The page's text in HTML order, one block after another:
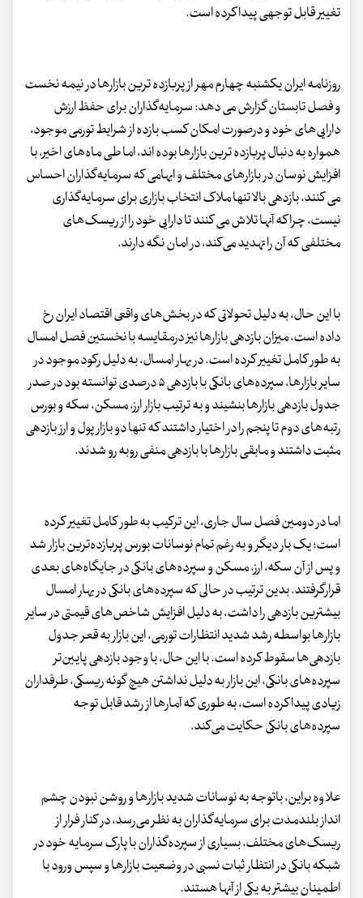
تغییر قابل توجهی پیدا کرده است.
روزنامه ایران یکشنبه چهارم مهر از پربازده ترین بازارها در نیمه نخست
و فصل تابستان گزارش می دهد: سرمایه‌گذاران برای حفظ ارزش
دارایی‌های خود و درصورت امکان کسب بازده از شرایط تورمی موجود،
همواره به دنبال پربازده ترین بازارها بوده اند، اما طی ماه‌های اخیر، با
افزایش نوسان در بازارهای مختلف و ابهامی که سرمایه‌گذاران احساس
می کنند، بازدهی بالا تنها ملاک انتخاب بازاری برای سرمایه‌گذاری
نیست، چرا که آنها تلاش می کنند تا دارایی خود را از ریسک‌های
مختلفی که آن را تهدید می‌کند، در امان نگه دارند.
با این حال، به دلیل تحولاتی که در بخش‌های واقعی اقتصاد ایران رخ
داده است، میزان بازدهی بازارها نیز درمقایسه با نخستین فصل امسال
به طور کامل تغییر کرده است. در بهار امسال، به دلیل رکود موجود در
سایر بازارها، سپرده‌های بانکی با بازدهی ۵ درصدی توانسته بود در صدر
جدول بازدهی بازارها بنشیند و به ترتیب بازار ارز، مسکن، سکه و بورس
رتبه‌های دوم تا پنجم را در اختیار داشتند که تنها دو بازار پول و ارز بازدهی
مثبت داشتند و مابقی بازارها با بازدهی منفی روبه رو شدند.
اما در دومین فصل سال جاری، این ترکیب به طور کامل تغییر کرده
است؛ یک بار دیگر و به رغم تمام نوسانات بورس پربازده‌ترین بازار شد
و پس از آن سکه، ارز، مسکن و سپرده‌های بانکی در جایگاه‌های بعدی
قرارگرفتند. بدین ترتیب در حالی که سپرده‌های بانکی در بهار امسال
بیشترین بازدهی را داشت، به دلیل افزایش شاخص‌های قیمتی در سایر
بازارها بواسطه رشد شدید انتظارات تورمی، این بازار به قعر جدول
بازدهی‌ها سقوط کرده است. با این حال، با وجود بازدهی پایین‌تر
سپرده‌های بانکی، این بازار به دلیل نداشتن هیچ گونه ریسکی، طرفداران
زیادی پیدا کرده است، به طوری که آمارها از رشد قابل توجه
سپرده‌های بانکی حکایت می‌کند.
علاوه براین، باتوجه به نوسانات شدید بازارها و روشن نبودن چشم
انداز بلندمدت برای سرمایه‌گذاران به نظر می‌رسد، در کنار فرار از
ریسک‌های مختلف، بسیاری از سپرده‌گذاران با پارک سرمایه خود در
شبکه بانکی در انتظار ثبات نسبی در وضعیت بازارها و سپس ورود با
اطمینان بیشتر به یکی از آنها هستند.